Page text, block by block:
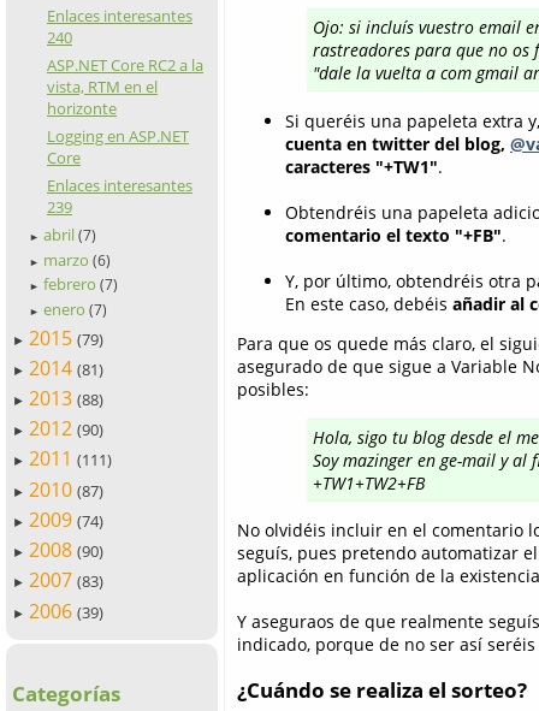
Enlaces interesantes
240
ASP.NET Core RC2 a la
vista, RTM en el
horizonte
Logging en ASP.NET
Core
Enlaces interesantes
239
► abril (7)
► marzo (6)
► febrero (7)
► enero (7)
► 2015 (79)
► 2014 (81)
► 2013 (88)
► 2012 (90)
► 2011 (111)
► 2010 (87)
► 2009 (74)
► 2008 (90)
► 2007 (83)
► 2006 (39)
Categorías
Ojo: si incluís vuestro email
rastreadores para que no os
"dale la vuelta a com gmail
Si queréis una papeleta extra
cuenta en twitter del blog,
caracteres "+TW1".
Obtendréis una papeleta
comentario el texto "+FB".
Y, por último, obtendréis otra
En este caso, debéis añadir al
Para que os quede más claro, el
asegurado de que sigue a Variable
posibles:
Hola, sigo tu blog desde el
Soy mazinger en ge-mail y al
+TW1+TW2+FB
No olvidéis incluir en el comentario
seguís, pues pretendo automatizar
aplicación en función de la
Y aseguraos de que realmente
indicado, porque de no ser así
¿Cuándo se realiza el sorteo?